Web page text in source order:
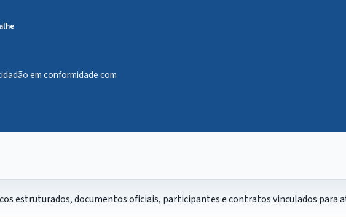
em conformidade com
estruturados, documentos oficiais, participantes e contratos vinculados para